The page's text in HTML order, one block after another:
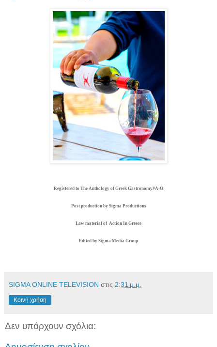
Registered to The Anthology of Greek Gastronomy#Α-Ω
Post production by Sigma Productions
Law material of Action In Greece
Edited by Sigma Media Group
SIGMA ONLINE TELEVISION στις 2:31 μ.μ.
Κοινή χρήση
Δεν υπάρχουν σχόλια: